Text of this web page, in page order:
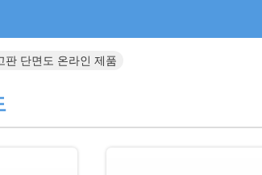
판 단면도 온라인 제품